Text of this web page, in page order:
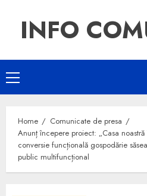
INFO
Home
Comunicate de presa
Anunț începere proiect: „Casa noastră
conversie funcțională gospodărie
public multifuncțional